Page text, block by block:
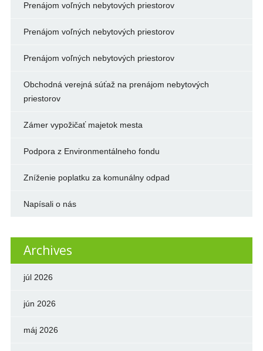
Prenájom voľných nebytových priestorov
Prenájom voľných nebytových priestorov
Prenájom voľných nebytových priestorov
Obchodná verejná súťaž na prenájom nebytových
priestorov
Zámer vypožičať majetok mesta
Podpora z Environmentálneho fondu
Zníženie poplatku za komunálny odpad
Napísali o nás
Archives
júl 2026
jún 2026
máj 2026